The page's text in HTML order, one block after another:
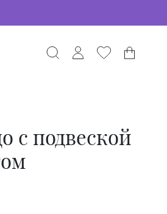
с подвеской